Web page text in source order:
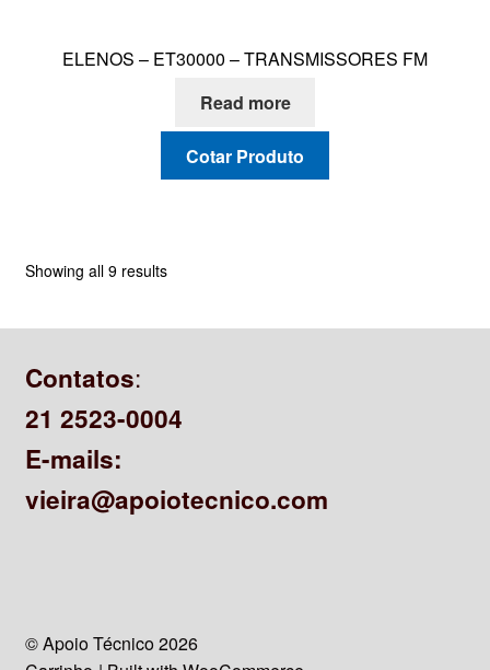
ELENOS – ET30000 – TRANSMISSORES FM
Read more
Cotar Produto
Showing all 9 results
Contatos:
21 2523-0004
E-mails:
vieira@apoiotecnico.com
© Apoio Técnico 2026